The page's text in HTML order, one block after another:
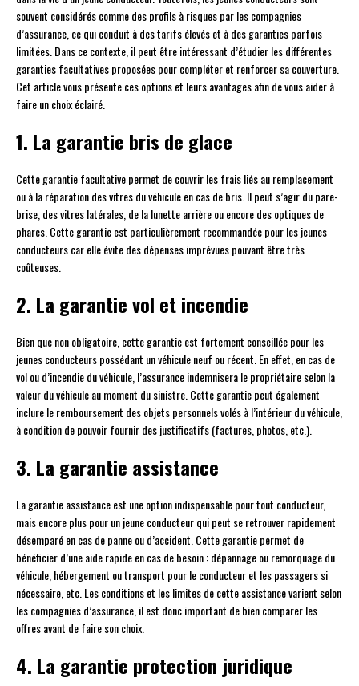
souvent considérés comme des profils à risques par les compagnies
d’assurance, ce qui conduit à des tarifs élevés et à des garanties parfois
limitées. Dans ce contexte, il peut être intéressant d’étudier les différentes
garanties facultatives proposées pour compléter et renforcer sa couverture.
Cet article vous présente ces options et leurs avantages afin de vous aider à
faire un choix éclairé.
1. La garantie bris de glace
Cette garantie facultative permet de couvrir les frais liés au remplacement
ou à la réparation des vitres du véhicule en cas de bris. Il peut s’agir du pare-
brise, des vitres latérales, de la lunette arrière ou encore des optiques de
phares. Cette garantie est particulièrement recommandée pour les jeunes
conducteurs car elle évite des dépenses imprévues pouvant être très
coûteuses.
2. La garantie vol et incendie
Bien que non obligatoire, cette garantie est fortement conseillée pour les
jeunes conducteurs possédant un véhicule neuf ou récent. En effet, en cas de
vol ou d’incendie du véhicule, l’assurance indemnisera le propriétaire selon la
valeur du véhicule au moment du sinistre. Cette garantie peut également
inclure le remboursement des objets personnels volés à l’intérieur du véhicule,
à condition de pouvoir fournir des justificatifs (factures, photos, etc.).
3. La garantie assistance
La garantie assistance est une option indispensable pour tout conducteur,
mais encore plus pour un jeune conducteur qui peut se retrouver rapidement
désemparé en cas de panne ou d’accident. Cette garantie permet de
bénéficier d’une aide rapide en cas de besoin : dépannage ou remorquage du
véhicule, hébergement ou transport pour le conducteur et les passagers si
nécessaire, etc. Les conditions et les limites de cette assistance varient selon
les compagnies d’assurance, il est donc important de bien comparer les
offres avant de faire son choix.
4. La garantie protection juridique